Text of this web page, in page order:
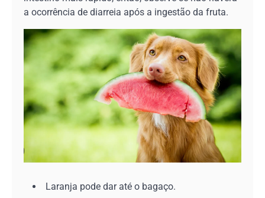
a ocorrência de diarreia após a ingestão da fruta.
Laranja pode dar até o bagaço.